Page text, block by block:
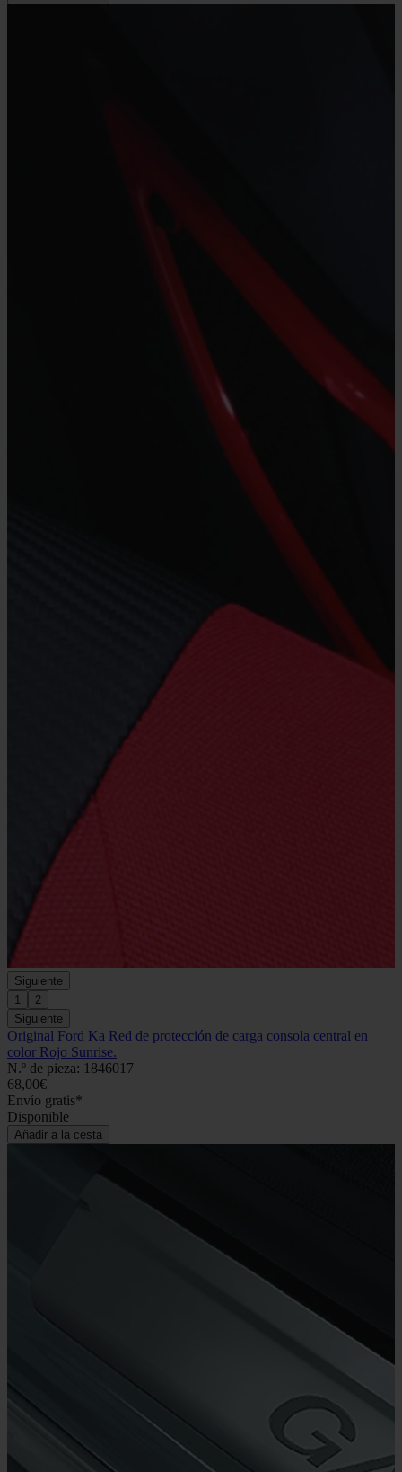
Siguiente
1
2
Siguiente
Original Ford Ka Red de protección de carga consola central en
color Rojo Sunrise.
N.º de pieza: 1846017
68,00€
Envío gratis*
Disponible
Añadir a la cesta